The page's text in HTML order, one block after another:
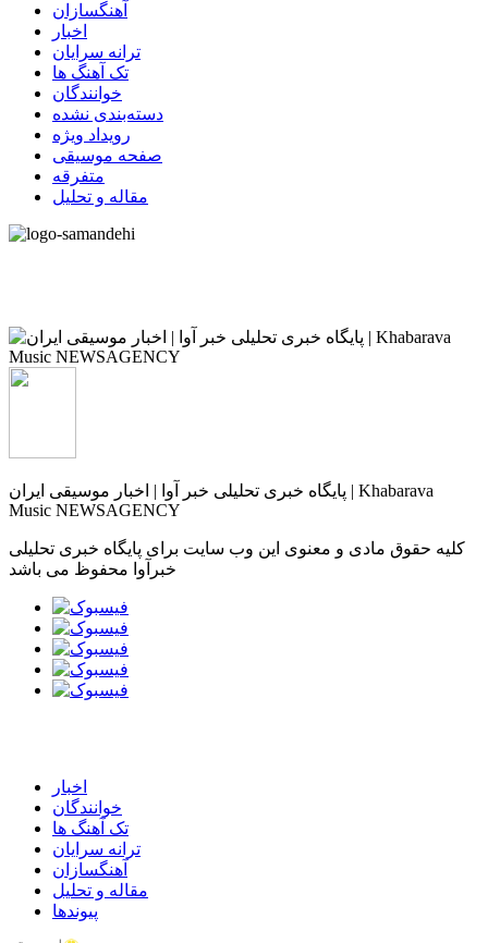
آهنگسازان
اخبار
ترانه سرایان
تک آهنگ ها
خوانندگان
دسته‌بندی نشده
رویداد ویژه
صفحه موسیقی
متفرقه
مقاله و تحلیل
پایگاه خبری تحلیلی خبر آوا | اخبار موسیقی ایران | Khabarava
Music NEWSAGENCY
کلیه حقوق مادی و معنوی این وب سایت برای پایگاه خبری تحلیلی
خبرآوا محفوظ می باشد
اخبار
خوانندگان
تک آهنگ ها
ترانه سرایان
آهنگسازان
مقاله و تحلیل
پیوندها